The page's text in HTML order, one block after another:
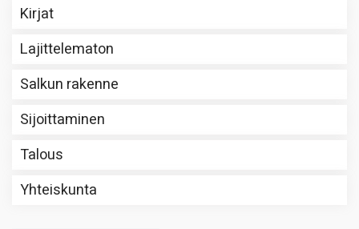
Kirjat
Lajittelematon
Salkun rakenne
Sijoittaminen
Talous
Yhteiskunta